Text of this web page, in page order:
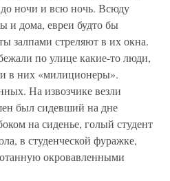
ночи и всю ночь. Всюду
и дома, евреи будто бы
залпами стреляют в их окна.
по улице какие-то люди,
в них «милиционеры».
На извозчике везли
был сидевший на дне
на сиденье, голый студент
в студенческой фуражке,
окровавленными